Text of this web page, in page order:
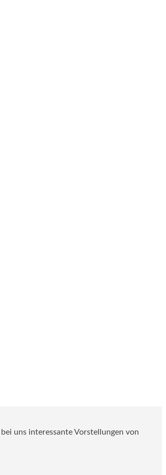
uns interessante Vorstellungen von